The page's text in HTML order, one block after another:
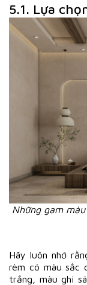
5.1. Lựa
Những gam
Hãy luôn nhớ
rèm có màu sắc
trắng, màu ghi